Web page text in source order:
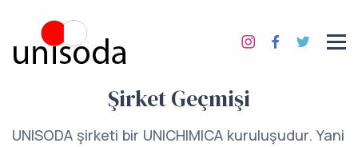
Şirket Geçmişi
UNISODA şirketi bir UNICHIMICA kuruluşudur. Yani